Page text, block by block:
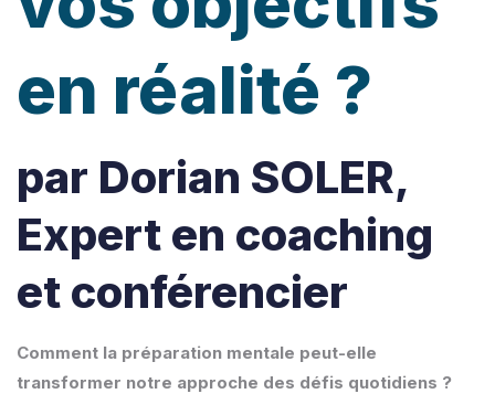
en réalité ?
par Dorian SOLER,
Expert en coaching
et conférencier
Comment la préparation mentale peut-elle
transformer notre approche des défis quotidiens ?